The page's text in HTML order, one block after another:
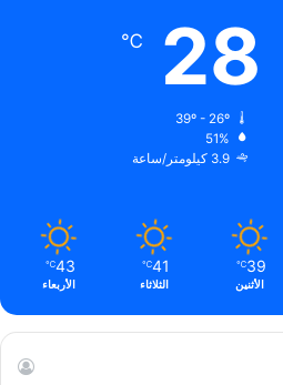
28
℃
51%
3.9 كيلومتر/ساعة
39
℃
الأثنين
41
℃
الثلاثاء
43
℃
الأربعاء